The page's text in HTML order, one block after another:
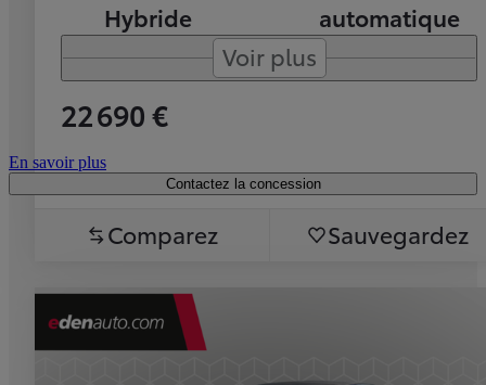
Hybride
automatique
Voir plus
22 690 €
En savoir plus
Contactez la concession
Comparez Sauvegardez